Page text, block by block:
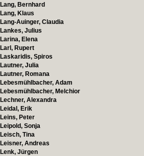
Lang, Bernhard
Lang, Klaus
Lang-Auinger, Claudia
Lankes, Julius
Larina, Elena
Larl, Rupert
Laskaridis, Spiros
Lautner, Julia
Lautner, Romana
Lebesmühlbacher, Adam
Lebesmühlbacher, Melchior
Lechner, Alexandra
Leidal, Erik
Leins, Peter
Leipold, Sonja
Leisch, Tina
Leisner, Andreas
Lenk, Jürgen